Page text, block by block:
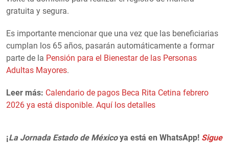
gratuita y segura.
Es importante mencionar que una vez que las beneficiarias
cumplan los 65 años, pasarán automáticamente a formar
parte de la Pensión para el Bienestar de las Personas
Adultas Mayores.
Leer más: Calendario de pagos Beca Rita Cetina febrero
2026 ya está disponible. Aquí los detalles
¡La Jornada Estado de Méxicoya está en WhatsApp! Sigue